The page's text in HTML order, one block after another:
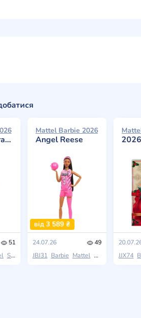
51
Silkstone
Mattel Barbie 2026
Angel Reese
від 3 589 ₴
24.07.26
49
JBJ31 Barbie Mattel Role Models
2026
JJX74